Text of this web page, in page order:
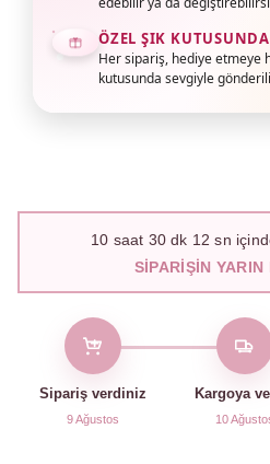
ÖZEL ŞIK KUTUSUNDA
Her sipariş, hediye etmeye
kutusunda sevgiyle
10 saat 30dk 12 sn
SIPARIŞIN
Sipariş verdiniz
9 Ağustos
Kargoya
10